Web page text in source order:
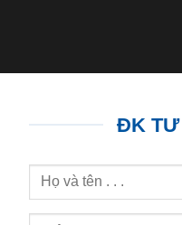
ĐK TƯ